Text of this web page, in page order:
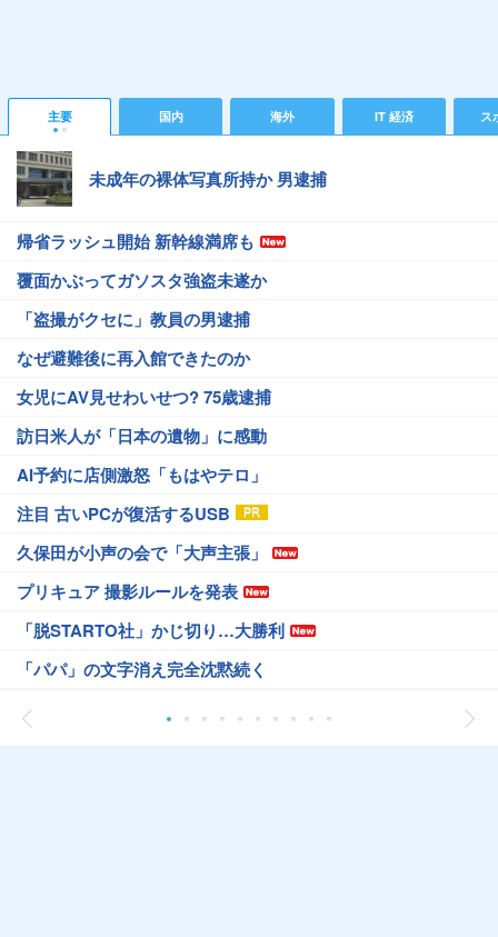
主要 国内 海外 IT 経済 ス
未成年の裸体写真所持か 男逮捕
帰省ラッシュ開始 新幹線満席も
覆面かぶってガソスタ強盗未遂か
「盗撮がクセに」教員の男逮捕
なぜ避難後に再入館できたのか
女児にAV見せわいせつ? 75歳逮捕
訪日米人が「日本の遺物」に感動
AI予約に店側激怒「もはやテロ」
注目 古いPCが復活するUSB
久保田が小声の会で「大声主張」
プリキュア 撮影ルールを発表
「脱STARTO社」かじ切り…大勝利
「パパ」の文字消え完全沈黙続く